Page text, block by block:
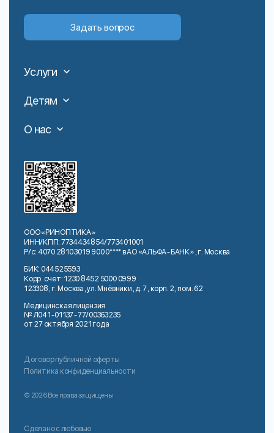
Задать вопрос
О нас
Услуги
Детям
ООО «РИНОПТИКА»
ИНН/КПП: 7734434854/773401001
Р/с: 4070 2810 3019 900 0**** в АО «АЛЬФА-БАНК», г. Москва
БИК: 044525593
Корр. счет: 1230 8452 5000 0999
123308, г. Москва, ул. Мнёвники, д. 7, корп. 2, пом. 62
Медицинская лицензия
№ Л041-01137-77/00363235
от 27 октября 2021 года
Договор публичной оферты
Политика конфиденциальности
© 2026 Все права защищены
Сделано с любовью